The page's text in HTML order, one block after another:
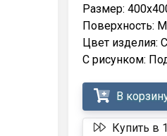
Размер:
Поверхность:
Цвет изделия:
С рисунком:
В
Купить в